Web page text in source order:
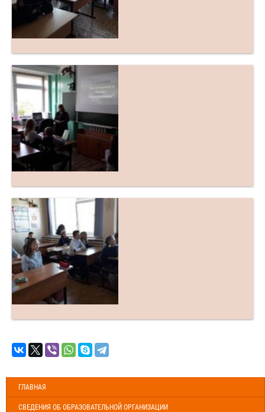
ГЛАВНАЯ
СВЕДЕНИЯ ОБ ОБРАЗОВАТЕЛЬНОЙ ОРГАНИЗАЦИИ